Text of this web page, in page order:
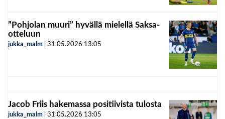
”Pohjolan muuri” hyvällä mielellä Saksa-
otteluun
jukka_malm 31.05.2026 13:05
Jacob Friis hakemassa positiivista tulosta
jukka_malm 31.05.2026 13:05